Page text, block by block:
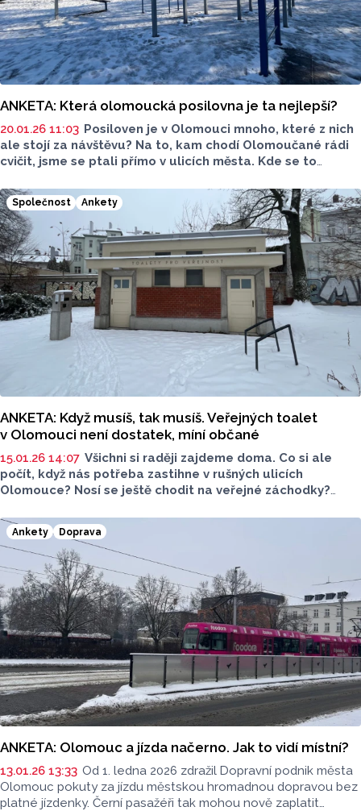
ANKETA: Která olomoucká posilovna je ta nejlepší?
20.01.26 11:03 Posiloven je v Olomouci mnoho, které z nich
ale stojí za návštěvu? Na to, kam chodí Olomoučané rádi
cvičit, jsme se ptali přímo v ulicích města. Kde se to
zato si užije i prvotřídní wellness? Přečtěte si naši anketu.
Společnost Ankety
ANKETA: Když musíš, tak musíš. Veřejných toalet
v Olomouci není dostatek, míní občané
15.01.26 14:07 Všichni si raději zajdeme doma. Co si ale
počít, když nás potřeba zastihne v rušných ulicích
Olomouce? Nosí se ještě chodit na veřejné záchodky?
se Olomoučanů.
Ankety Doprava
ANKETA: Olomouc a jízda načerno. Jak to vidí místní?
13.01.26 13:33 Od 1. ledna 2026 zdražil Dopravní podnik města
Olomouc pokuty za jízdu městskou hromadnou dopravou bez
platné jízdenky. Černí pasažéři tak mohou nově zaplatit